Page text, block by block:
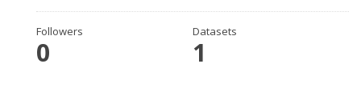
Followers
0
Datasets
1